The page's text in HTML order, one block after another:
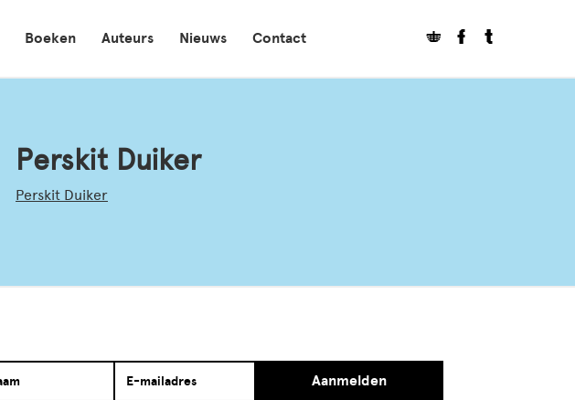
Boeken Auteurs Nieuws Contact
Perskit Duiker
Perskit Duiker
Aanmelden